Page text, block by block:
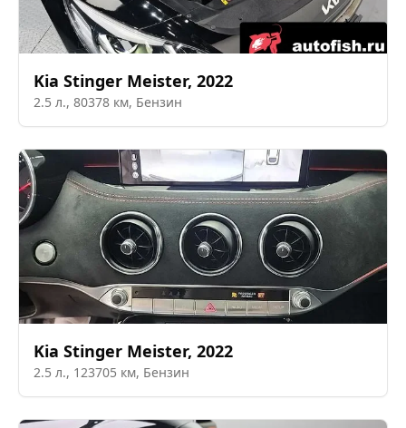
Kia Stinger Meister, 2022
2.5 л., 80378 км, Бензин
Kia Stinger Meister, 2022
2.5 л., 123705 км, Бензин